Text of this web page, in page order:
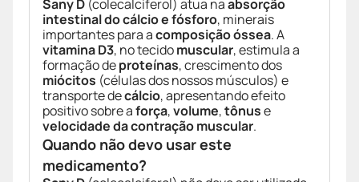
Sany D (colecalciferol) atua naabsorção
intestinal do cálcio e fósforo, minerais
importantes para acomposição óssea. A
vitamina D3, no tecidomuscular, estimula a
formação deproteínas, crescimento dos
miócitos (células dos nossos músculos) e
transporte decálcio, apresentando efeito
positivo sobre aforça,volume,tônuse
velocidade da contração muscular.
Quando não devo usar este
medicamento?